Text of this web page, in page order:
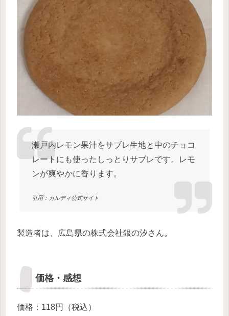
瀬戸内レモン果汁をサブレ生地と中のチョコ
レートにも使ったしっとりサブレです。レモ
ンが爽やかに香ります。
引用：カルディ公式サイト
製造者は、広島県の株式会社銀の汐さん。
価格・感想
価格：118円（税込）